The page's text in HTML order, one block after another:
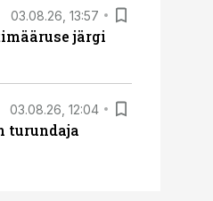
03.08.26, 13:57
järgi
03.08.26, 12:04
turundaja